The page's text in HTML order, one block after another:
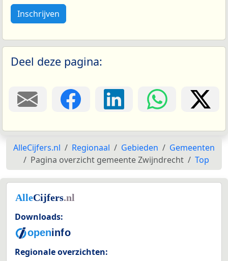
Inschrijven
Deel deze pagina:
AlleCijfers.nl Regionaal Gebieden
Gemeenten
Pagina overzicht gemeente Zwijndrecht
Top
Downloads:
Regionale overzichten: